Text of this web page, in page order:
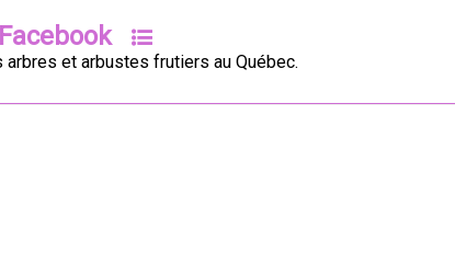
et arbustes frutiers au Québec.